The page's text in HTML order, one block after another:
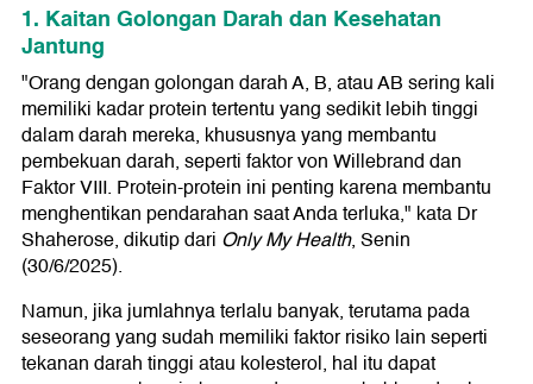
1. Kaitan Golongan Darah dan Kesehatan
Jantung
"Orang dengan golongan darah A, B, atau AB sering kali
memiliki kadar protein tertentu yang sedikit lebih tinggi
dalam darah mereka, khususnya yang membantu
pembekuan darah, seperti faktor von Willebrand dan
Faktor VIII. Protein-protein ini penting karena membantu
menghentikan pendarahan saat Anda terluka," kata Dr
Shaherose, dikutip dari Only My Health, Senin
(30/6/2025).
Namun, jika jumlahnya terlalu banyak, terutama pada
seseorang yang sudah memiliki faktor risiko lain seperti
tekanan darah tinggi atau kolesterol, hal itu dapat